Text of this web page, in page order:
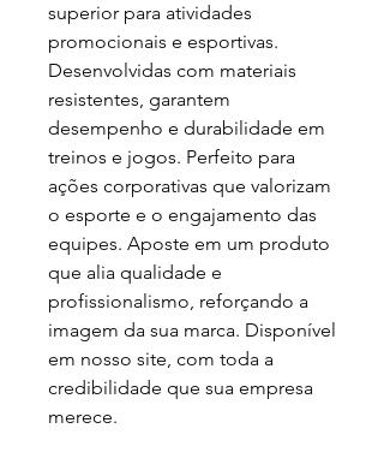
superior para atividades
promocionais e esportivas.
Desenvolvidas com materiais
resistentes, garantem
desempenho e durabilidade em
treinos e jogos. Perfeito para
ações corporativas que valorizam
o esporte e o engajamento das
equipes. Aposte em um produto
que alia qualidade e
profissionalismo, reforçando a
imagem da sua marca. Disponível
em nosso site, com toda a
credibilidade que sua empresa
merece.